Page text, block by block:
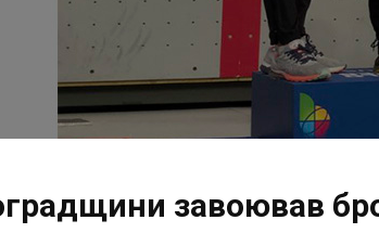
завоював